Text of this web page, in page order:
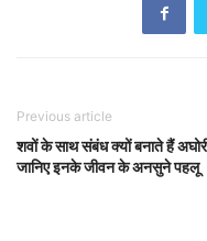
Previous article
शवों के साथ संबंध क्यों बनाते हैं
जानिए इनके जीवन के अनसुने पहलू